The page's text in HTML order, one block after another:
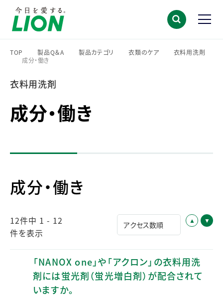
TOP
>
製品Q＆A
製品カテゴリ
衣類のケア
衣料用洗剤
成分・働き
衣料用洗剤
成分・働き
成分・働き
12件中 1 - 12
件を表示
「NANOX one」や「アクロン」の衣料用洗
剤には蛍光剤（蛍光増白剤）が配合されて
いますか。